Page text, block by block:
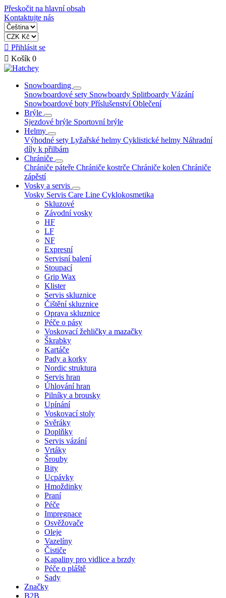
Přeskočit na hlavní obsah
Kontaktujte nás
 Přihlásit se
 Košík 0
Snowboarding
Snowboardové sety Snowboardy Splitboardy Vázání
Snowboardové boty PříslušenstvíOblečení
Brýle
Sjezdové brýle Sportovní brýle
Helmy
Výhodné sety Lyžařské helmy Cyklistické helmy Náhradní
díly k přilbám
Chrániče
Chrániče páteře Chrániče kostrče Chrániče kolen Chrániče
zápěstí
Vosky a servis
Vosky Servis Care Line Cyklokosmetika
Skluzové
Závodní vosky
HF
LF
NF
Expresní
Servisní balení
Stoupací
Grip Wax
Klister
Servis skluznice
Čištění skluznice
Oprava skluznice
Péče o pásy
Voskovací žehličky a mazačky
Škrabky
Kartáče
Pady a korky
Nordic struktura
Servis hran
Úhlování hran
Pilníky a brousky
Upínání
Voskovací stoly
Svěráky
Doplňky
Servis vázání
Vrtáky
Šrouby
Bity
Ucpávky
Hmoždinky
Praní
Péče
Impregnace
Osvěžovače
Oleje
Vazelíny
Čističe
Kapaliny pro vidlice a brzdy
Péče o pláště
Sady
Značky
B2B